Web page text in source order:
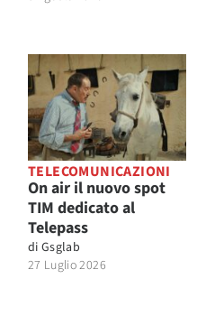
TELECOMUNICAZIONI
On air il nuovo spot
TIM dedicato al
Telepass
di Gsglab
27 Luglio 2026